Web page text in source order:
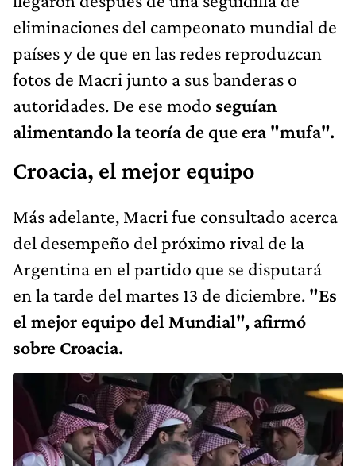
eliminaciones del campeonato mundial de
países y de que en las redes reproduzcan
fotos de Macri junto a sus banderas o
autoridades. De ese modo seguían
alimentando la teoría de que era "mufa".
Croacia, el mejor equipo
Más adelante, Macri fue consultado acerca
del desempeño del próximo rival de la
Argentina en el partido que se disputará
en la tarde del martes 13 de diciembre. "Es
el mejor equipo del Mundial", afirmó
sobre Croacia.